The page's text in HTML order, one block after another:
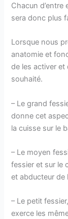
Chacun
sera donc plus
Lorsque nous
anatomie et
de les activer et
souhaité.
– Le grand
donne cet
la cuisse sur le
– Le moyen
fessier et sur le
et abducteur de
– Le petit
exerce les